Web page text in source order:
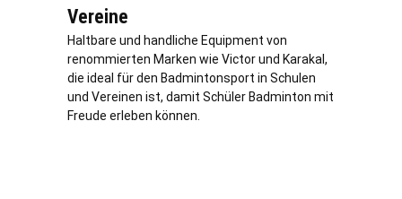
Vereine
Haltbare und handliche Equipment von
renommierten Marken wie Victor und Karakal,
die ideal für den Badmintonsport in Schulen
und Vereinen ist, damit Schüler Badminton mit
Freude erleben können.